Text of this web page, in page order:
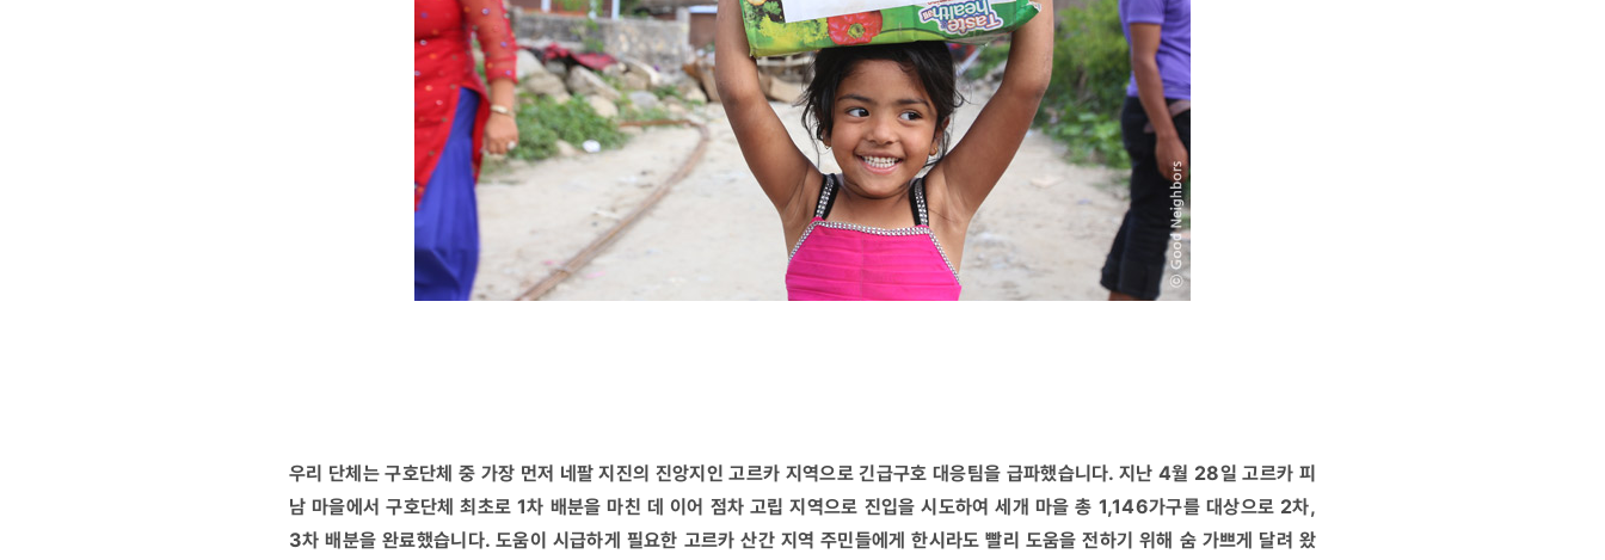
우리 단체는 구호단체 중 가장 먼저 네팔 지진의 진앙지인 고르카 지역으로 긴급구호 대응팀을 급파했습니다. 지난 4월 28일 고르카 피
남 마을에서 구호단체 최초로 1차 배분을 마친 데 이어 점차 고립 지역으로 진입을 시도하여 세개 마을 총 1,146가구를 대상으로 2차,
3차 배분을 완료했습니다. 도움이 시급하게 필요한 고르카 산간 지역 주민들에게 한시라도 빨리 도움을 전하기 위해 숨 가쁘게 달려 왔